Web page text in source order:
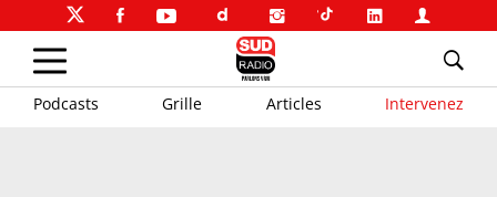
Podcasts Grille Articles Intervenez